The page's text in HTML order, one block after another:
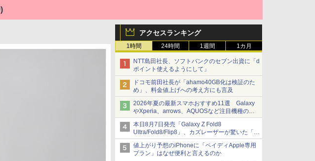
アクセスランキング
1時間 24時間 1週間 1カ月
NTT島田社長、ソフトバンクのセブン出資に「d
ポイント使えるようにして」
ドコモ前田社長が「ahamo40GB化は検証のた
め」、料金値上げへの考え方にも言及
2026年夏の最新スマホおすすめ11選 Galaxy
やXperia、arrows、AQUOSなど注目機種の特
徴は
本日8月7日発売「Galaxy Z Fold8
Ultra/Fold8/Flip8」、カズレーザーが驚いた「そ
ば屋のメニュー並みの薄さ」
値上がり予想のiPhoneに「ペイディApple専用
プラン」はなぜ便利と言えるのか